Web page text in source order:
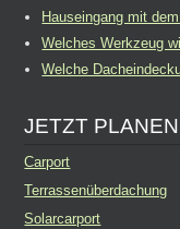
Hauseingang mit
Welches Werkzeug
Welche
JETZT PLANEN
Carport
Terrassenüberdachung
Solarcarport